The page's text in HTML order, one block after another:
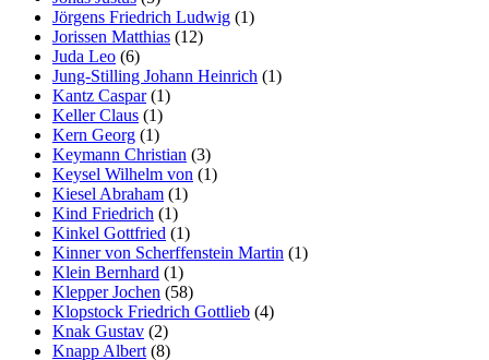
Jörgens Friedrich Ludwig (1)
Jorissen Matthias (12)
Juda Leo (6)
Jung-Stilling Johann Heinrich (1)
Kantz Caspar(1)
Keller Claus (1)
Kern Georg (1)
Keymann Christian (3)
Keysel Wilhelm von (1)
Kiesel Abraham (1)
Kind Friedrich (1)
Kinkel Gottfried (1)
Kinner von Scherffenstein Martin (1)
Klein Bernhard (1)
Klepper Jochen (58)
Klopstock Friedrich Gottlieb (4)
Knak Gustav (2)
Knapp Albert(8)